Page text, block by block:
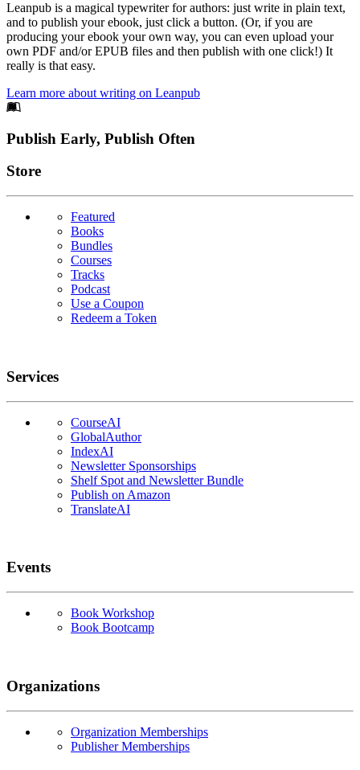
Leanpub is a magical typewriter for authors: just write in plain text,
and to publish your ebook, just click a button. (Or, if you are
producing your ebook your own way, you can even upload your
own PDF and/or EPUB files and then publish with one click!) It
really is that easy.
Learn more about writing on Leanpub
Footer
Publish Early, Publish Often
Links
Store
Featured
Books
Bundles
Courses
Tracks
Podcast
Use a Coupon
Redeem a Token
Services
CourseAI
GlobalAuthor
IndexAI
Newsletter Sponsorships
Shelf Spot and Newsletter Bundle
Publish on Amazon
TranslateAI
Events
Book Workshop
Book Bootcamp
Organizations
Organization Memberships
Publisher Memberships